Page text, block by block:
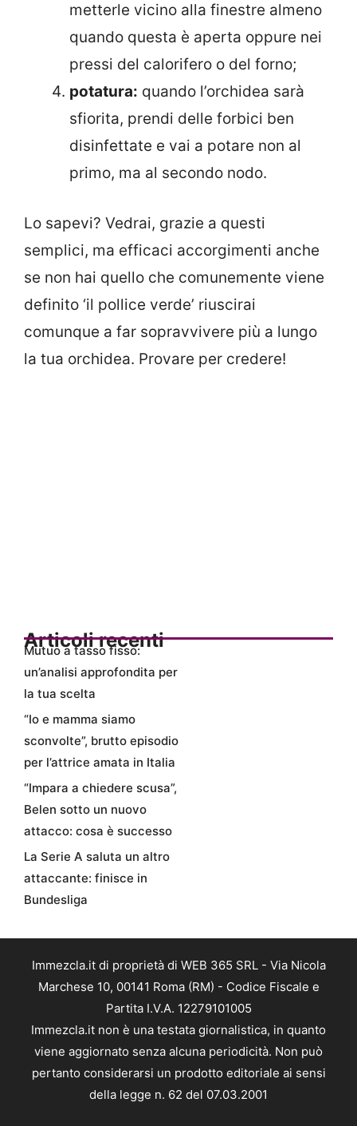
metterle vicino alla finestre almeno
quando questa è aperta oppure nei
pressi del calorifero o del forno;
potatura: quando l’orchidea sarà
sfiorita, prendi delle forbici ben
disinfettate e vai a potare non al
primo, ma al secondo nodo.
Lo sapevi? Vedrai, grazie a questi
semplici, ma efficaci accorgimenti anche
se non hai quello che comunemente viene
definito ‘il pollice verde’ riuscirai
comunque a far sopravvivere più a lungo
la tua orchidea. Provare per credere!
Articoli recenti
Mutuo a tasso fisso:
un’analisi approfondita per
la tua scelta
“Io e mamma siamo
sconvolte”, brutto episodio
per l’attrice amata in Italia
“Impara a chiedere scusa”,
Belen sotto un nuovo
attacco: cosa è successo
La Serie A saluta un altro
attaccante: finisce in
Bundesliga
Immezcla.it di proprietà di WEB 365 SRL - Via Nicola
Marchese 10, 00141 Roma (RM) - Codice Fiscale e
Partita I.V.A. 12279101005
Immezcla.it non è una testata giornalistica, in quanto
viene aggiornato senza alcuna periodicità. Non può
pertanto considerarsi un prodotto editoriale ai sensi
della legge n. 62 del 07.03.2001